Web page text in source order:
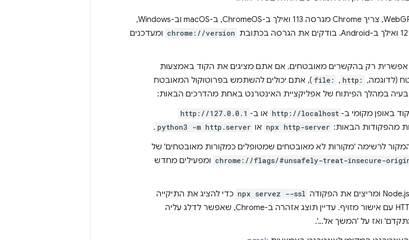
כדי להשתמש ב-WebGPU, צריך Chrome מגרסה 113 ואילך ב-ChromeOS, ב-macOS וב-Windows,
chrome://version ומעדכנים
הגישה ל-WebGPU אפשרית רק בהקשרים מאובטחים. אם אתם מציגים את הקוד באמצעות
(לדוגמה,
http:
,
file: ), אתם יכולים להשתמש בפרוטוקול המאובטח
במהלך הפיתוח של אפליקציית האינטרנט באחת מהדרכים הבאות:
באופן מקומי ב- http://localhost או ב- http://127.0.0.1
מהפקודות הבאות: npx http-server או python3 -m http.server
.
לרשימה 'מקורות לא מאובטחים שמטופלים כמקורות מאובטחים' של
chrome://flags/#unsafely-treat-insecure- ומפעילים מחדש
npx servez --ssl כדי להציג את התיקייה
באמצעות HTTPS עם אישור מזויף. עדיין תוצג אזהרה ב-Chrome, שאפשר לדלג עליה
ואז על 'המשך אל...'.